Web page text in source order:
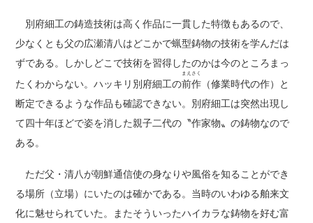
別府細工の鋳造技術は高く作品に一貫した特徴もあるので、
少なくとも父の広瀬清八はどこかで蝋型鋳物の技術を学んだは
ずである。しかしどこで技術を習得したのかは今のところまっ
たくわからない。ハッキリ別府細工の前作
まえさく
（修業時代の作）と
断定できるような作品も確認できない。別府細工は突然出現し
て四十年ほどで姿を消した親子二代の〝作家物〟の鋳物なので
ある。
ただ父・清八が朝鮮通信使の身なりや風俗を知ることができ
る場所（立場）にいたのは確かである。当時のいわゆる舶来文
化に魅せられていた。またそういったハイカラな鋳物を好む富